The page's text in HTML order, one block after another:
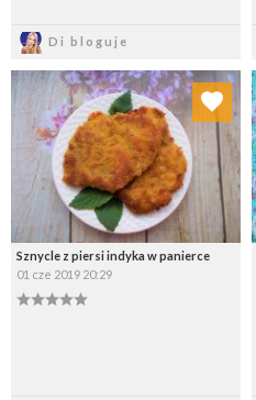
Di bloguje
Sznycle z piersi indyka w panierce
01 cze 2019 20:29
Dodaj do ulubionych
Wybierz listę: